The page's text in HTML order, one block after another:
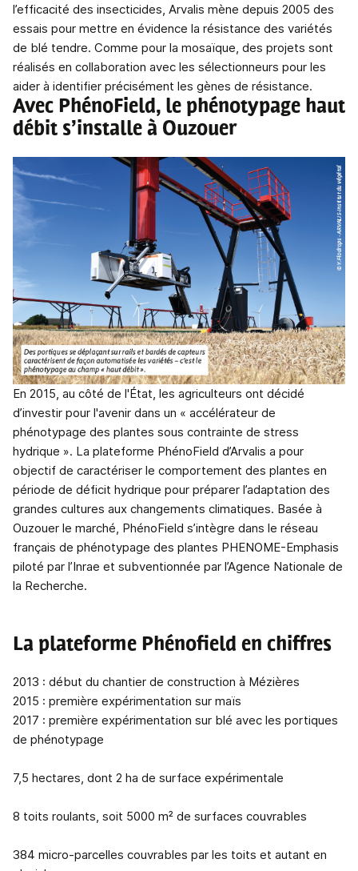
l’efficacité des insecticides, Arvalis mène depuis 2005 des
essais pour mettre en évidence la résistance des variétés
de blé tendre. Comme pour la mosaïque, des projets sont
réalisés en collaboration avec les sélectionneurs pour les
aider à identifier précisément les gènes de résistance.
Avec PhénoField, le phénotypage haut
débit s’installe à Ouzouer
En 2015, au côté de l'État, les agriculteurs ont décidé
d’investir pour l'avenir dans un « accélérateur de
phénotypage des plantes sous contrainte de stress
hydrique ». La plateforme PhénoField d’Arvalis a pour
objectif de caractériser le comportement des plantes en
période de déficit hydrique pour préparer l’adaptation des
grandes cultures aux changements climatiques. Basée à
Ouzouer le marché, PhénoField s’intègre dans le réseau
français de phénotypage des plantes PHENOME-Emphasis
piloté par l’Inrae et subventionnée par l’Agence Nationale de
la Recherche.
La plateforme Phénofield en chiffres
2013 : début du chantier de construction à Mézières
2015 : première expérimentation sur maïs
2017 : première expérimentation sur blé avec les portiques
de phénotypage
7,5 hectares, dont 2 ha de surface expérimentale
8 toits roulants, soit 5000 m² de surfaces couvrables
384 micro-parcelles couvrables par les toits et autant en